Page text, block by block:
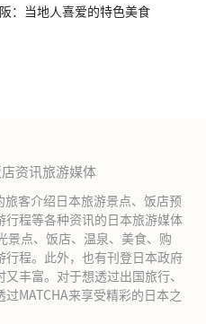
：当地人喜爱的特色美食
资讯旅游媒体
旅客介绍日本旅游景点、饭店预
程等各种资讯的日本旅游媒体
景点、饭店、温泉、美食、购
程。此外，也有刊登日本政府
丰富。对于想透过出国旅行、
MATCHA来享受精彩的日本之